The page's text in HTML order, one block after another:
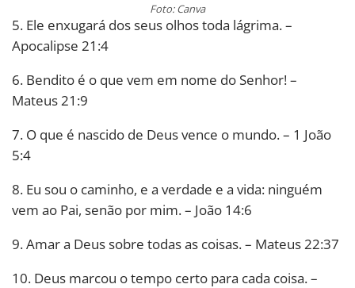
Foto: Canva
5. Ele enxugará dos seus olhos toda lágrima. –
Apocalipse 21:4
6. Bendito é o que vem em nome do Senhor! –
Mateus 21:9
7. O que é nascido de Deus vence o mundo. – 1 João
5:4
8. Eu sou o caminho, e a verdade e a vida: ninguém
vem ao Pai, senão por mim. – João 14:6
9. Amar a Deus sobre todas as coisas. – Mateus 22:37
10. Deus marcou o tempo certo para cada coisa. –